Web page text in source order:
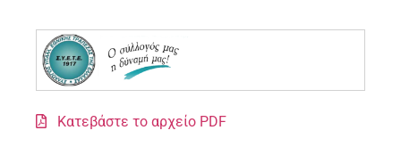
Κατεβάστε το αρχείο PDF